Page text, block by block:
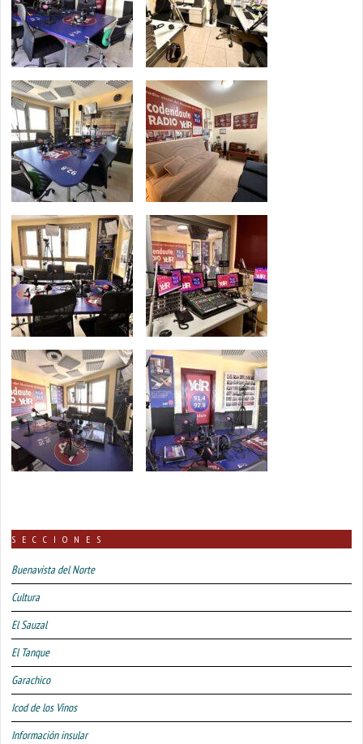
SECCIONES
Buenavista del Norte
Cultura
El Sauzal
El Tanque
Garachico
Icod de los Vinos
Información insular